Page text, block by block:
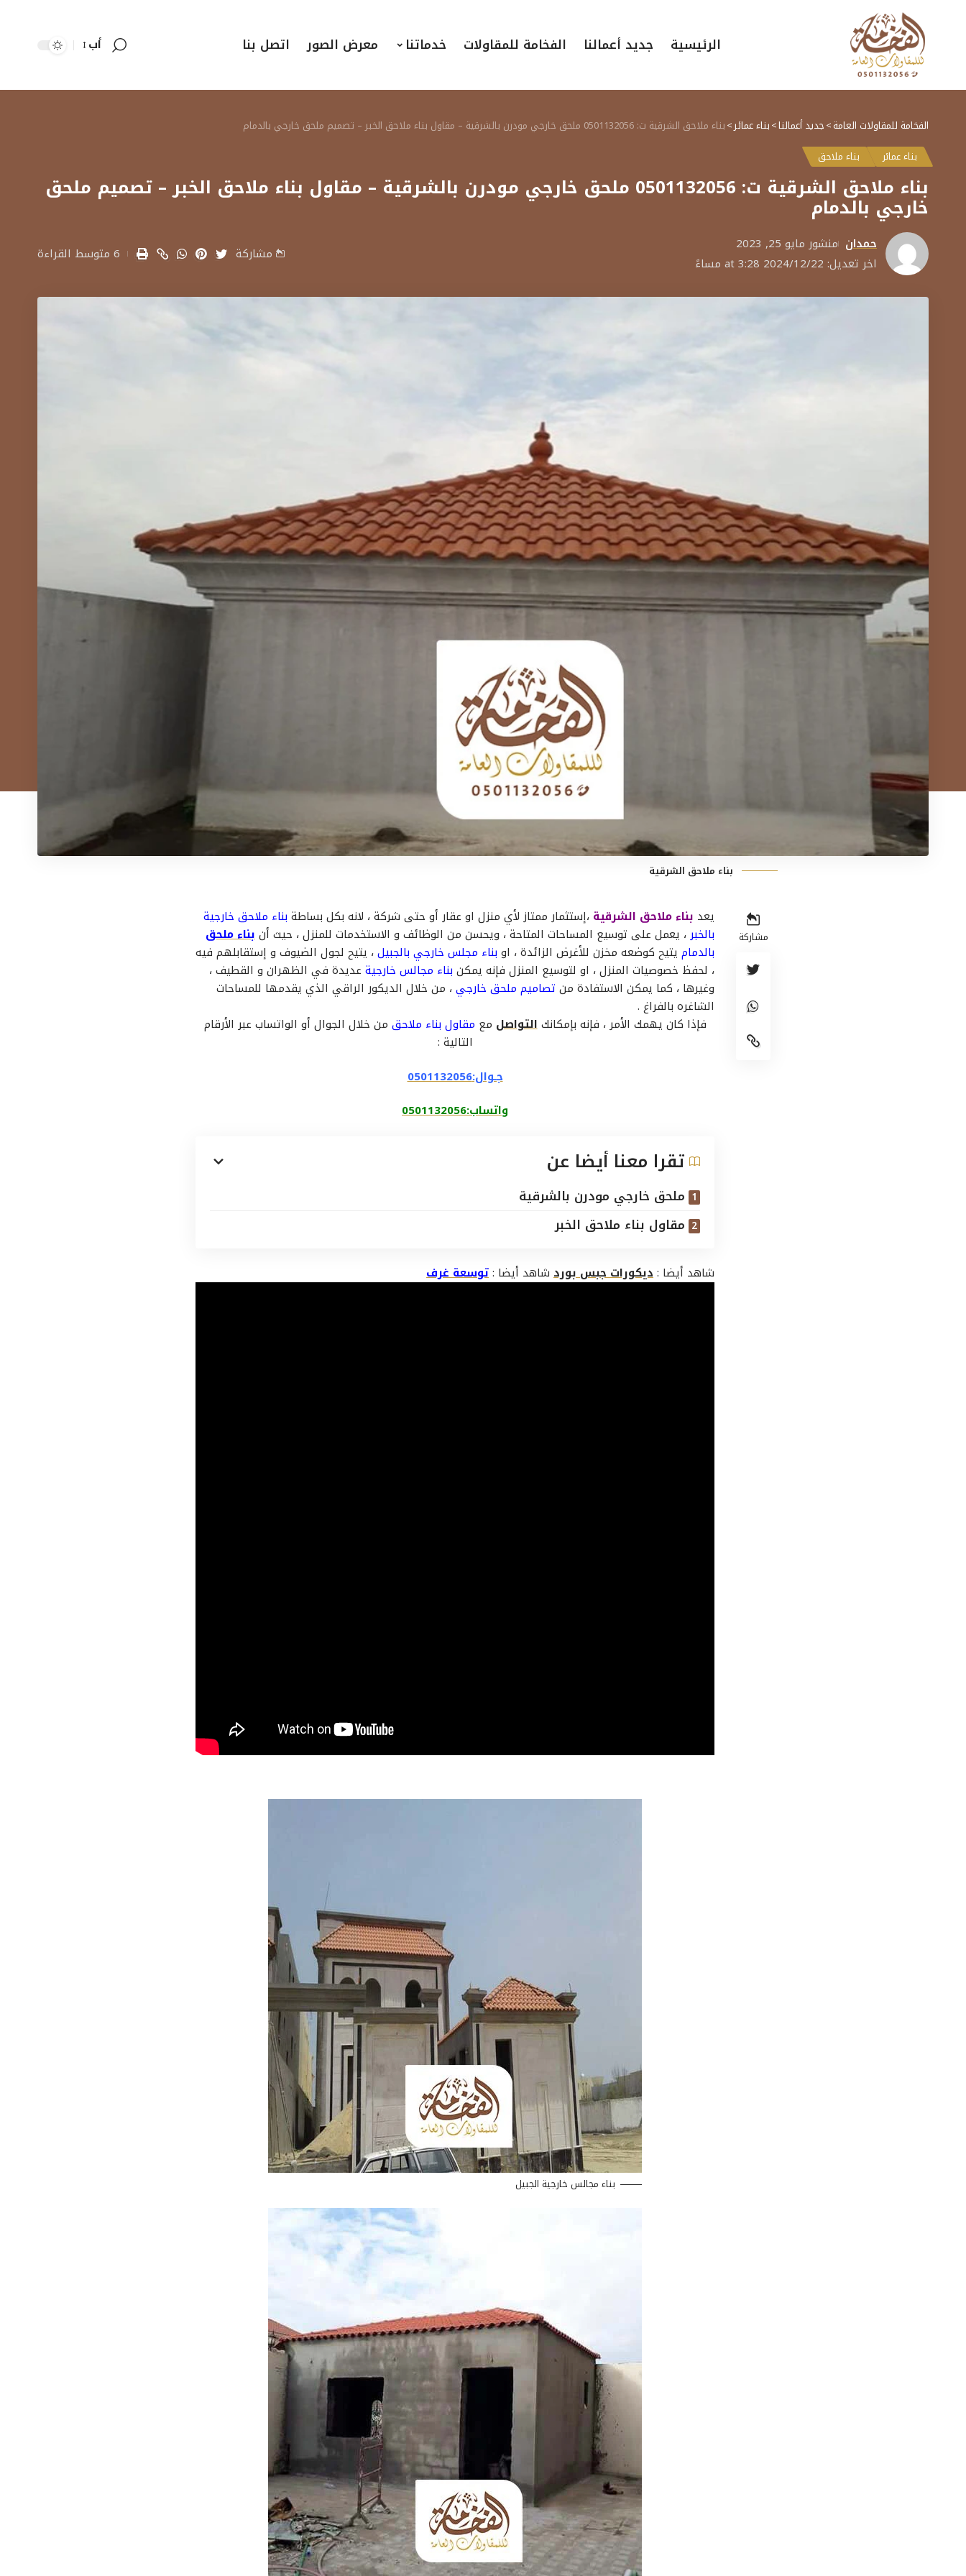
الرئيسية جديد أعمالنا الفخامة للمقاولات خدماتنا معرض الصور اتصل بنا أب
الفخامة للمقاولات العامة>جديد أعمالنا>بناء عمائر>بناء ملاحق الشرقية ت: 0501132056 ملحق خارجي مودرن بالشرقية – مقاول بناء ملاحق الخبر – تصميم ملحق خارجي بالدمام
بناء عمائر بناء ملاحق
بناء ملاحق الشرقية ت: 0501132056 ملحق خارجي مودرن بالشرقية – مقاول بناء ملاحق الخبر – تصميم ملحق
خارجي بالدمام
اخر تعديل: 2024/12/22 at 3:28 مساءً
حمدان منشور مايو 25, 2023 مشاركة 6 متوسط القراءة
بناء ملاحق الشرقية
مشاركة
يعد بناء ملاحق الشرقية ،إستثمار ممتاز لأي منزل او عقار أو حتى شركة ، لانه بكل بساطة بناء ملاحق خارجية
بالخبر، يعمل على توسيع المساحات المتاحة ، ويحسن من الوظائف و الاستخدمات للمنزل ، حيث أنبناء ملحق
بالدمام يتيح كوضعه مخزن للأغرض الزائدة ، او بناء مجلس خارجي بالجبيل، يتيح لجول الضيوف و إستقابلهم فيه
، لحفظ خصوصيات المنزل ، او لتوسيع المنزل فإنه يمكن بناء مجالس خارجية عديدة في الظهران و القطيف ،
وغيرها ، كما يمكن الاستفادة من تصاميم ملحق خارجي، من خلال الديكور الراقي الذي يقدمها للمساحات
الشاغره بالفراغ .
فإذا كان يهمك الأمر ، فإنه بإمكانكالتواصل مع مقاول بناء ملاحق من خلال الجوال أو الواتساب عبر الأرقام
التالية :
جـوال:0501132056
واتساب:0501132056
تقرا معنا أيضا عن
ملحق خارجي مودرن بالشرقية
مقاول بناء ملاحق الخبر
شاهد أيضا :ديكورات جبس بورد شاهد أيضا :توسعة غرف
بناء مجالس خارجية الجبيل